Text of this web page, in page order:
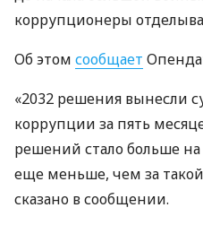
коррупционеры
Об этом сообщает
«2032 решения вынесли
коррупции за пять
решений стало больше на
еще меньше, чем за
сказано в сообщении.